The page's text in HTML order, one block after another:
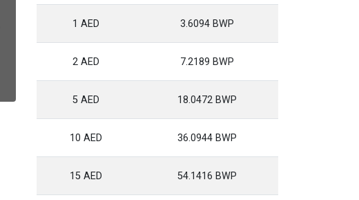
1 AED 3.6094 BWP
2 AED 7.2189 BWP
5 AED 18.0472 BWP
10 AED 36.0944 BWP
15 AED 54.1416 BWP